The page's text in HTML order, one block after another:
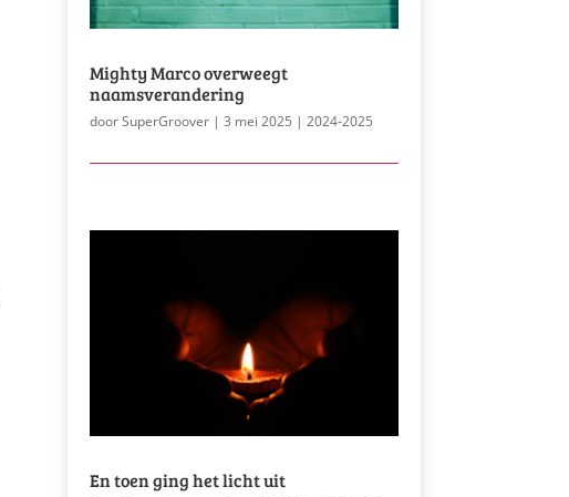
Mighty Marco overweegt
naamsverandering
doorSuperGroover| 3 mei 2025 | 2024-2025
En toen ging het licht uit